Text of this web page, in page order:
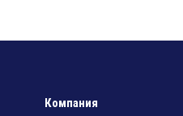
Компания